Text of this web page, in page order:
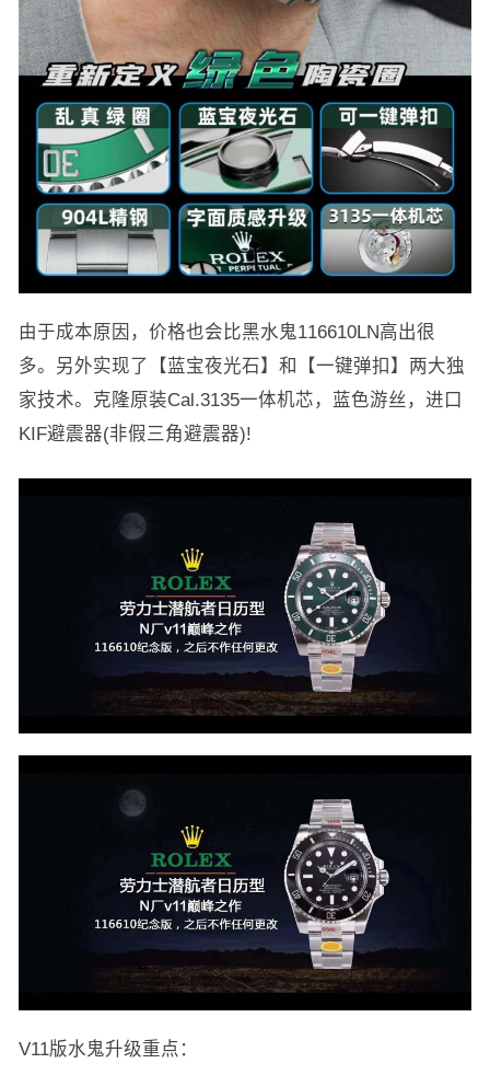
由于成本原因，价格也会比黑水鬼116610LN高出很
多。另外实现了【蓝宝夜光石】和【一键弹扣】两大独
家技术。克隆原装Cal.3135一体机芯，蓝色游丝，进口
KIF避震器(非假三角避震器)!
V11版水鬼升级重点：